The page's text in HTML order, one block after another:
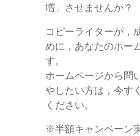
増」させませんか？
コピーライターが，
めに，あなたのホー
す。
ホームページから問
やしたい方は，今す
ください。
※半額キャンペーン